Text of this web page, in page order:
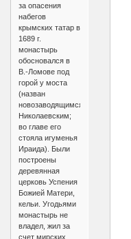
за опасения
набегов
крымских татар в
1689 г.
монастырь
обосновался в
В.-Ломове под
горой у моста
(назван
новозаводящимся
Николаевским;
во главе его
стояла игуменья
Ираида). Были
построены
деревянная
церковь Успения
Божией Матери,
кельи. Угодьями
монастырь не
владел, жил за
счет мирских